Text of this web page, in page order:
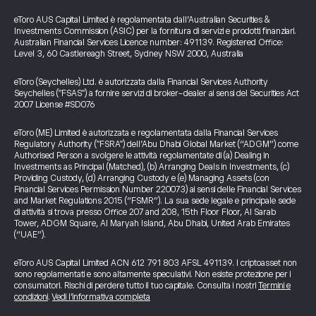
eToro AUS Capital Limited è regolamentata dall’Australian Securities &
Investments Commission (ASIC) per la fornitura di servizi e prodotti finanziari.
Australian Financial Services Licence number: 491139. Registered Office:
Level 3, 60 Castlereagh Street, Sydney NSW 2000, Australia
eToro (Seychelles) Ltd. è autorizzata dalla Financial Services Authority
Seychelles ("FSAS") a fornire servizi di broker-dealer ai sensi del Securities Act
2007 License #SD076
eToro (ME) Limited è autorizzata e regolamentata dalla Financial Services
Regulatory Authority ("FSRA") dell’Abu Dhabi Global Market (“ADGM”) come
Authorised Person a svolgere le attività regolamentate di (a) Dealing in
Investments as Principal (Matched), (b) Arranging Deals in Investments, (c)
Providing Custody, (d) Arranging Custody e (e) Managing Assets (con
Financial Services Permission Number 220073) ai sensi delle Financial Services
and Market Regulations 2015 (“FSMR”). La sua sede legale e principale sede
di attività si trova presso Office 207 and 208, 15th Floor Floor, Al Sarab
Tower, ADGM Square, Al Maryah Island, Abu Dhabi, United Arab Emirates
(“UAE”).
eToro AUS Capital Limited ACN 612 791 803 AFSL 491139. I criptoasset non
sono regolamentati e sono altamente speculativi. Non esiste protezione per i
consumatori. Rischi di perdere tutto il tuo capitale. Consulta i nostri Termini e
condizioni.Vedi l’informativa completa